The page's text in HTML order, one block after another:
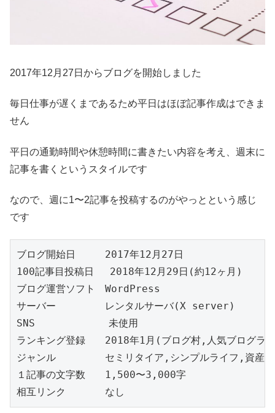
2017年12月27日からブログを開始しました
毎日仕事が遅くまであるため平日はほぼ記事作成はできま
せん
平日の通勤時間や休憩時間に書きたい内容を考え、週末に
記事を書くというスタイルです
なので、週に1〜2記事を投稿するのがやっとという感じ
です
ブログ開始日　　　2017年12月27日
100記事目投稿日　 2018年12月29日(約12ヶ月)
ブログ運営ソフト　WordPress
サーバー　　　　　レンタルサーバ(X server)
SNS            未使用
ランキング登録　　2018年1月(ブログ村,人気ブログラ
ジャンル　　　　　セミリタイア,シンプルライフ,資産
１記事の文字数　　1,500〜3,000字
相互リンク　　　　なし